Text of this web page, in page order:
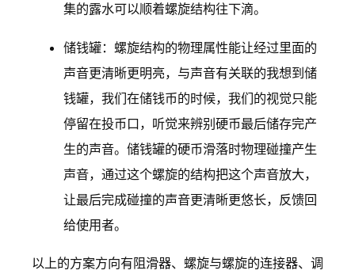
集的露水可以顺着螺旋结构往下滴。
储钱罐：螺旋结构的物理属性能让经过里面的
声音更清晰更明亮，与声音有关联的我想到储
钱罐，我们在储钱币的时候，我们的视觉只能
停留在投币口，听觉来辨别硬币最后储存完产
生的声音。储钱罐的硬币滑落时物理碰撞产生
声音，通过这个螺旋的结构把这个声音放大，
让最后完成碰撞的声音更清晰更悠长，反馈回
给使用者。
以上的方案方向有阻滑器、螺旋与螺旋的连接器、调